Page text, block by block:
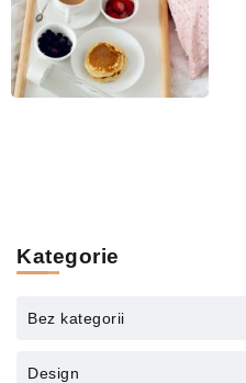
Kategorie
Bez kategorii
Design